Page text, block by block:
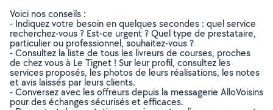
Voici nos conseils :
- Indiquez votre besoin en quelques secondes : quel service
recherchez-vous ? Est-ce urgent ? Quel type de prestataire,
particulier ou professionnel, souhaitez-vous ?
- Consultez la liste de tous les livreurs de courses, proches
de chez vous à Le Tignet ! Sur leur profil, consultez les
services proposés, les photos de leurs réalisations, les notes
et avis laissés par leurs clients.
- Conversez avec les offreurs depuis la messagerie AlloVoisins
pour des échanges sécurisés et efficaces.